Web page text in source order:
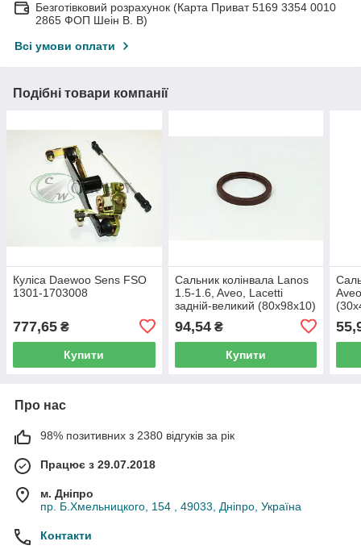
Безготівковий розрахунок (Карта Приват 5169 3354 0010
2865 ФОП Шеін В. В)
Всі умови оплати
Подібні товари компанії
Куліса Daewoo Sens FSO
1301-1703008
777,65 ₴
Купити
Сальник колінвала Lanos
1.5-1.6, Aveo, Lacetti
задній-великий (80x98x10)
94,54₴
Купити
Про нас
98% позитивних з 2380 відгуків за рік
Працює з 29.07.2018
м. Дніпро
пр. Б.Хмельницкого, 154 , 49033, Дніпро, Україна
Контакти